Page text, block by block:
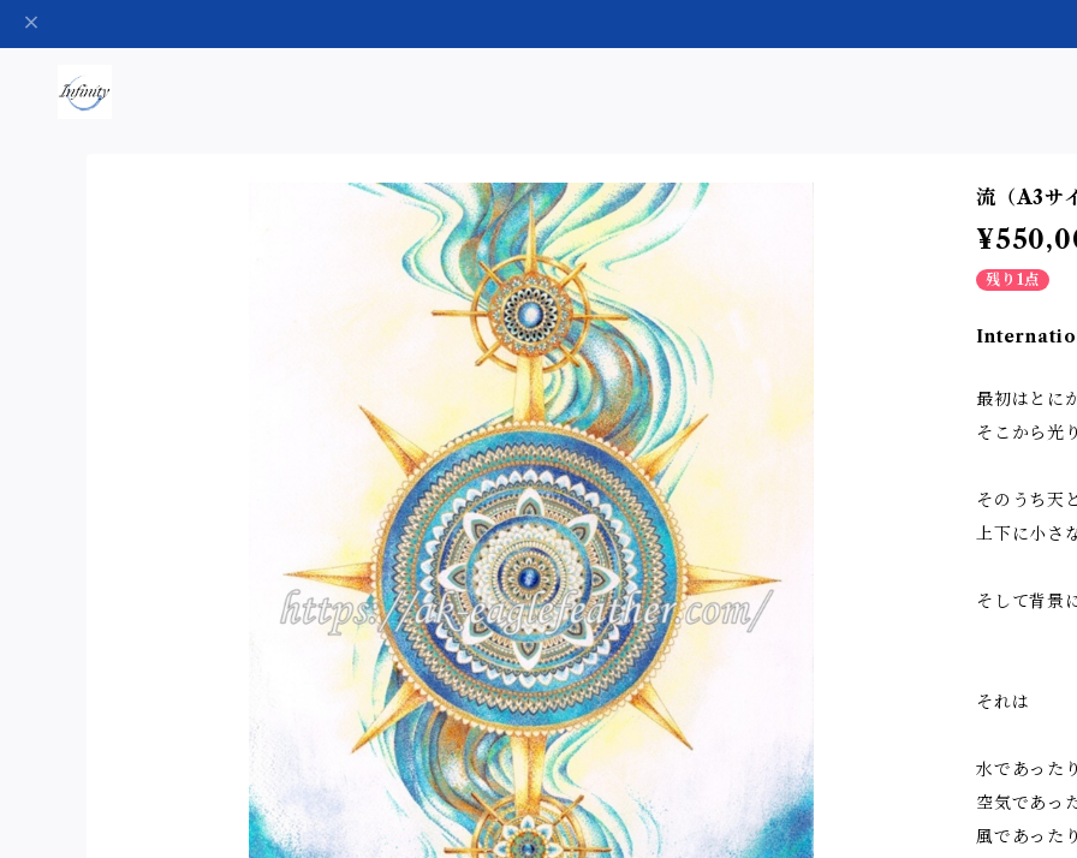
流（A3サ
残り1点
最初はとに
そこから光
そのうち天
上下に小さ
そして背景
それは
水であった
空気であっ
風であった